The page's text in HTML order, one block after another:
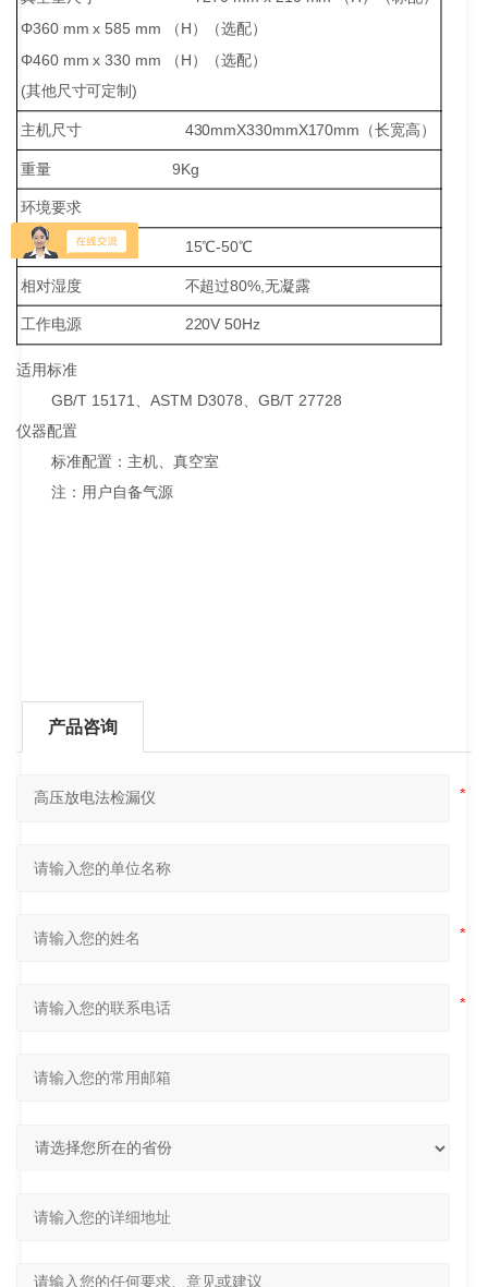
Φ360 mm x 585 mm （H）（选配）
Φ460 mm x 330 mm （H）（选配）
(其他尺寸可定制)
主机尺寸 430mmX330mmX170mm（长宽高）
重量 9Kg
环境要求
工作温度 15℃-50℃
相对湿度 不超过80%,无凝露
工作电源 220V 50Hz
适用标准
GB/T 15171、ASTM D3078、GB/T 27728
仪器配置
标准配置：主机、真空室
注：用户自备气源
产品咨询